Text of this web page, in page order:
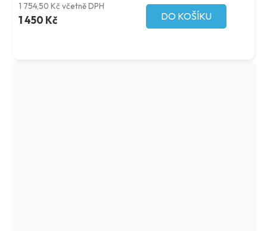
1 754,50 Kč včetně DPH
1 450 Kč DO KOŠÍKU